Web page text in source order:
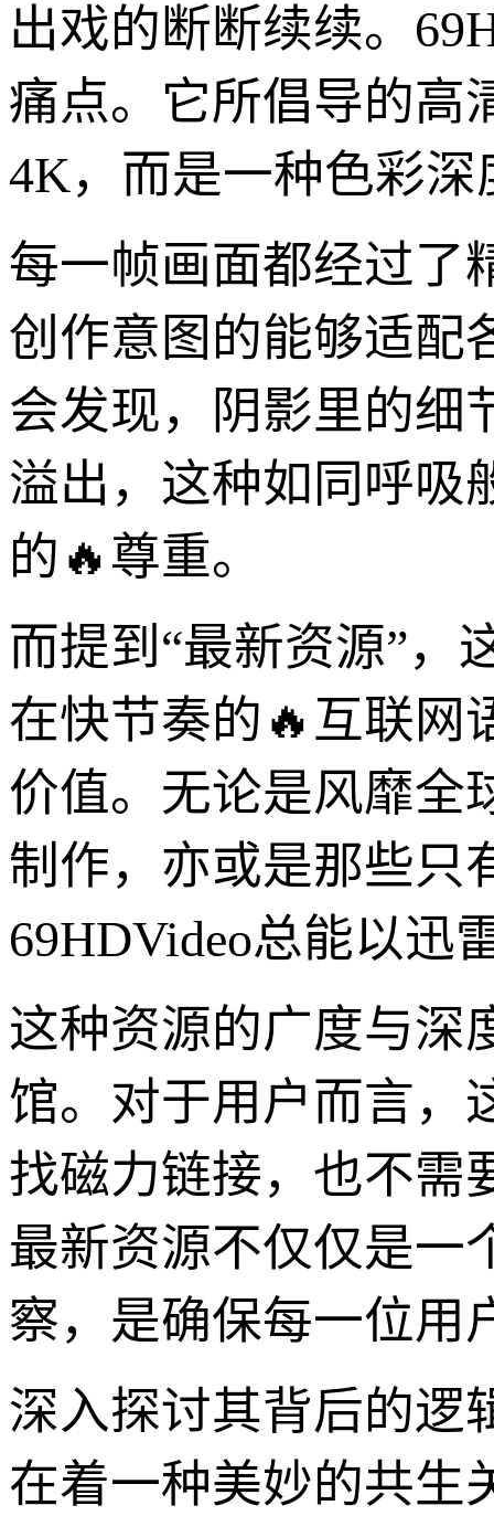
出戏的断断续续。
痛点。它所倡导的高
4K，而是一种色彩
每一帧画面都经过了
创作意图的能够适配
会发现，阴影里的细
溢出，这种如同呼吸
的🔥尊重。
而提到“最新资源”，
在快节奏的🔥互联网
价值。无论是风靡全
制作，亦或是那些只
69HDVideo总能以迅
这种资源的广度与深
馆。对于用户而言，
找磁力链接，也不需
最新资源不仅仅是一
察，是确保每一位用
深入探讨其背后的逻
在着一种美妙的共生